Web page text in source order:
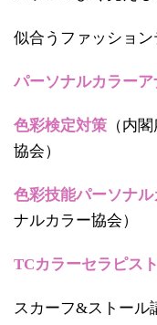
似合うファッショ
パーソナルカラー
色彩検定対策 （内
協会）
色彩技能パーソナ
ナルカラー協会）
TCカラーセラピス
スカーフ&ストール